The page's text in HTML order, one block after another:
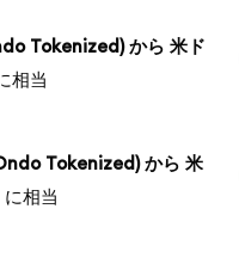
Tokenized) から 米ド
相当
Tokenized) から 米
に相当